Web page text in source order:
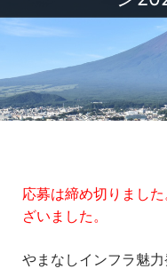
応募は締め切りまし
ざいました。
やまなしインフラ魅